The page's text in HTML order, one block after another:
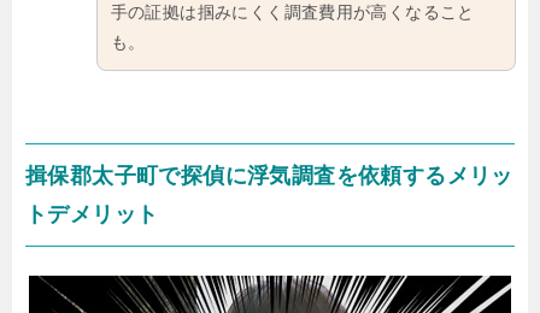
手の証拠は掴みにくく調査費用が高くなること
も。
揖保郡太子町で探偵に浮気調査を依頼するメリッ
トデメリット